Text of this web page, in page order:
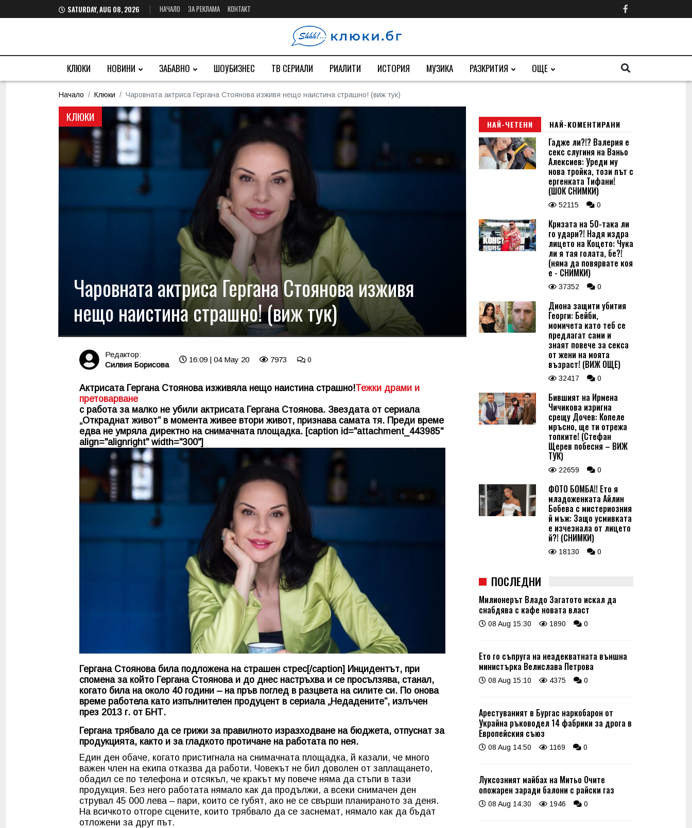
SATURDAY, AUG 08, 2026 НАЧАЛО ЗА РЕКЛАМА КОНТАКТ
КЛЮКИ НОВИНИ ЗАБАВНО ШОУБИЗНЕС ТВ СЕРИАЛИ РИАЛИТИ ИСТОРИЯ МУЗИКА РАЗКРИТИЯ ОЩЕ
Начало Клюки Чаровната актриса Гергана Стоянова изживя нещо наистина страшно! (виж тук)
КЛЮКИ
Чаровната актриса Гергана Стоянова изживя
нещо наистина страшно! (виж тук)
Редактор:
Силвия Борисова
16:09 | 04 May 20 7973 0
Актрисата Гергана Стоянова изживяла нещо наистина страшно!Тежки драми и
претоварване
с работа за малко не убили актрисата Гергана Стоянова. Звездата от сериала
„Откраднат живот” в момента живее втори живот, признава самата тя. Преди време
едва не умряла директно на снимачната площадка. [caption id="attachment_443985"
align="alignright" width="300"]
Гергана Стоянова била подложена на страшен стрес[/caption] Инцидентът, при
спомена за който Гергана Стоянова и до днес настръхва и се просълзява, станал,
когато била на около 40 години – на пръв поглед в разцвета на силите си. По онова
време работела като изпълнителен продуцент в сериала „Недадените”, излъчен
през 2013 г. от БНТ.
Гергана трябвало да се грижи за правилното изразходване на бюджета, отпуснат за
продукцията, както и за гладкото протичане на работата по нея.
Един ден обаче, когато пристигнала на снимачната площадка, й казали, че много
важен член на екипа отказва да работи. Човекът не бил доволен от заплащането,
обадил се по телефона и отсякъл, че кракът му повече няма да стъпи в тази
продукция. Без него работата нямало как да продължи, а всеки снимачен ден
струвал 45 000 лева – пари, които се губят, ако не се свърши планираното за деня.
На всичкото отгоре сцените, които трябвало да се заснемат, нямало как да бъдат
отложени за друг път.
НАЙ-ЧЕТЕНИ НАЙ-КОМЕНТИРАНИ
Гадже ли?!? Валерия е
секс слугиня на Ваньо
Алексиев: Уреди му
нова тройка, този път с
ергенката Тифани!
(ШОК СНИМКИ)
52115 0
Кризата на 50-така ли
го удари?! Надя издра
лицето на Коцето: Чука
ли я тая голата, бе?!
(няма да повярвате коя
е - СНИМКИ)
37352 0
Диона защити убития
Георги: Бейби,
момичета като теб се
предлагат сами и
знаят повече за секса
от жени на моята
възраст! (ВИЖ ОЩЕ)
32417 0
Бившият на Ирмена
Чичикова изригна
срещу Дочев: Копеле
мръсно, ще ти отрежа
топките! (Стефан
Щерев побесня – ВИЖ
ТУК)
22659 0
ФОТО БОМБА!! Ето я
младоженката Айлин
Бобева с мистериозния
й мъж: Защо усмивката
е изчезнала от лицето
й?! (СНИМКИ)
18130 0
ПОСЛЕДНИ
Милионерът Владо Загатото искал да
снабдява с кафе новата власт
08 Aug 15:30 1890 0
Ето го съпруга на неадекватната външна
министърка Велислава Петрова
08 Aug 15:10 4375 0
Арестуваният в Бургас наркобарон от
Украйна ръководел 14 фабрики за дрога в
Европейския съюз
08 Aug 14:50 1169 0
Луксозният майбах на Митьо Очите
опожарен заради балони с райски газ
08 Aug 14:30 1946 0